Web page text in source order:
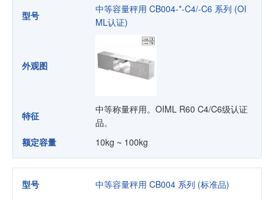
型号
中等容量秤用 CB004-*-C4/-C6 系列 (OI
ML认证)
外观图
特征
中等称量秤用。OIML R60 C4/C6级认证
品。
额定容量
10kg ~ 100kg
型号 中等容量秤用 CB004 系列 (标准品)